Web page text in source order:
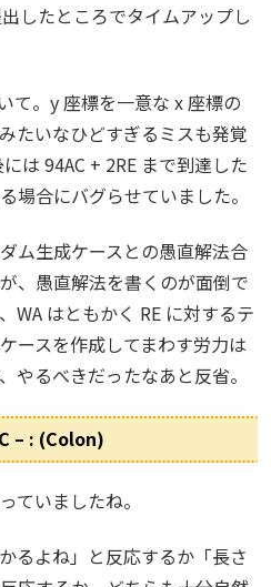
したところでタイムアップし
て。y 座標を一意な x 座標の
たいなひどすぎるミスも発覚
は 94AC + 2RE まで到達した
場合にバグらせていました。
ム生成ケースとの愚直解法合
、愚直解法を書くのが面倒で
WA はともかく RE に対するテ
ースを作成してまわす労力は
やるべきだったなあと反省。
– : (Colon)
ていましたね。
るよね」と反応するか「長さ